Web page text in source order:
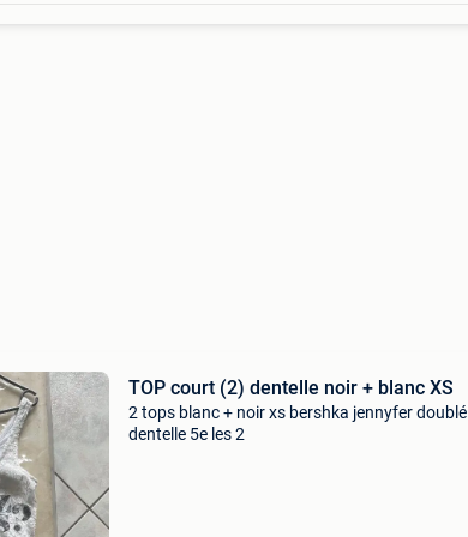
TOP court (2) dentelle noir + blanc XS
2 tops blanc + noir xs bershka jennyfer doublé
dentelle 5e les 2